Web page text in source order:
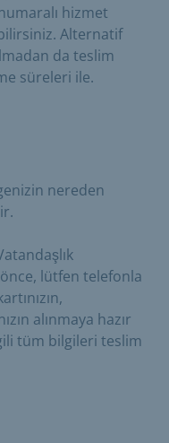
hizmet
Alternatif
da teslim
süreleri ile.
nereden
lütfen telefonla
alınmaya hazır
tüm bilgileri teslim